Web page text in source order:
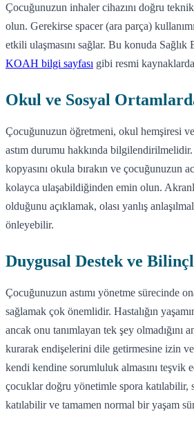
Çocuğunuzun inhaler cihazını doğru
olun. Gerekirse spacer (ara parça)
etkili ulaşmasını sağlar. Bu konuda Sağlık
KOAH bilgi sayfası gibi resmi
Okul ve Sosyal
Çocuğunuzun öğretmeni, okul hemşiresi
astım durumu hakkında bilgilendirilmelidir.
kopyasını okula bırakın ve çocuğunuzun
kolayca ulaşabildiğinden emin olun.
olduğunu açıklamak, olası yanlış
önleyebilir.
Duygusal Destek ve
Çocuğunuzun astımı yönetme sürecinde
sağlamak çok önemlidir. Hastalığın
ancak onu tanımlayan tek şey olmadığını
kurarak endişelerini dile getirmesine izin
kendi kendine sorumluluk almasını teşvik
çocuklar doğru yönetimle spora katılabilir,
katılabilir ve tamamen normal bir yaşam